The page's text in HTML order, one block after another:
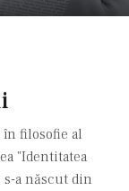
în filosofie al
"Identitatea
s-a născut din